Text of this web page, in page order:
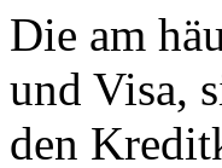
Die am
und Visa,
den